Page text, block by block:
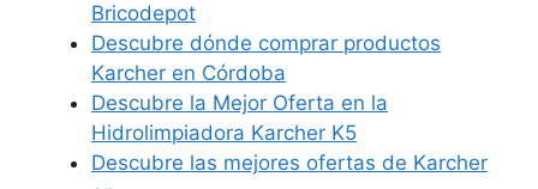
Bricodepot
Descubre dónde comprar productos
Karcher en Córdoba
Descubre la Mejor Oferta en la
Hidrolimpiadora Karcher K5
Descubre las mejores ofertas de Karcher